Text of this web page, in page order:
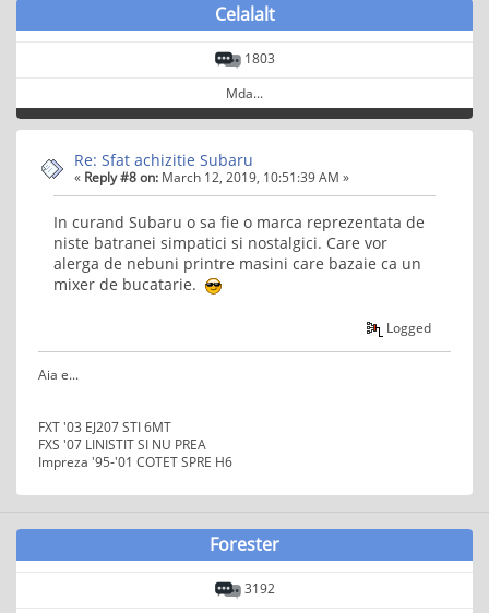
Celalalt
1803
Mda...
Re: Sfat achizitie Subaru
« Reply #8 on: March 12, 2019, 10:51:39 AM »
In curand Subaru o sa fie o marca reprezentata de
niste batranei simpatici si nostalgici. Care vor
alerga de nebuni printre masini care bazaie ca un
mixer de bucatarie.
Logged
Aia e...
FXT '03 EJ207 STI 6MT
FXS '07 LINISTIT SI NU PREA
Impreza '95-'01 COTET SPRE H6
Forester
3192